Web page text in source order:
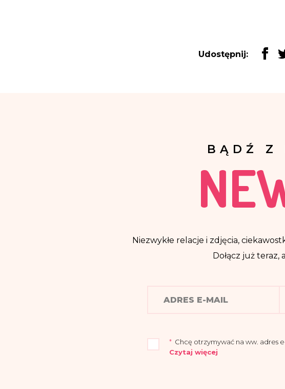
Udostępnij:
BĄDŹ Z
Niezwykłe relacje i zdjęcia,
Dołącz już
* Chcę otrzymywać na ww. adres
Czytaj więcej